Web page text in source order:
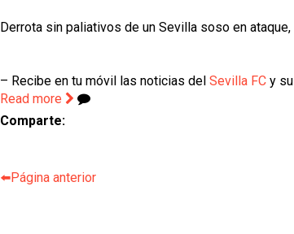
Derrota sin paliativos de un Sevilla soso en
– Recibe en tu móvil las noticias del Sevilla FC y
Read more
Comparte:
⬅️Página anterior